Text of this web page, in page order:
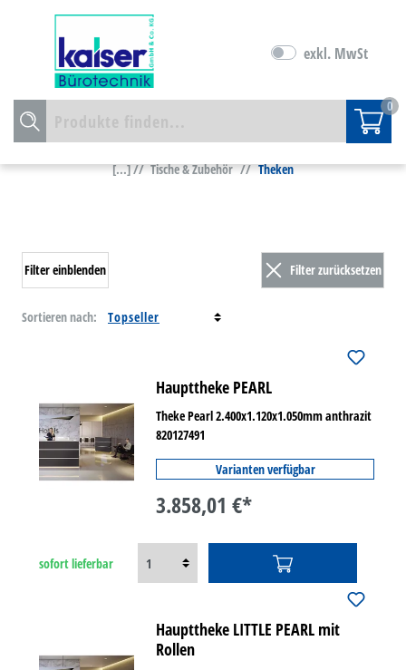
exkl. MwSt
0
[...] //Tische & Zubehör // Theken
Filter einblenden Filter zurücksetzen
Sortieren nach:
Haupttheke PEARL
Theke Pearl 2.400x1.120x1.050mm anthrazit
820127491
Varianten verfügbar
3.858,01 €*
sofort lieferbar
Haupttheke LITTLE PEARL mit
Rollen